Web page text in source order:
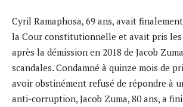
Cyril Ramaphosa, 69 ans, avait
la Cour constitutionnelle et avait pris les
après la démission en 2018 de Jacob
scandales. Condamné à quinze mois de
avoir obstinément refusé de répondre à
anti-corruption, Jacob Zuma, 80 ans, a